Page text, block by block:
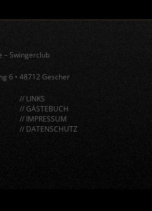
– Swingerclub
6 • 48712 Gescher
// LINKS
// GÄSTEBUCH
// IMPRESSUM
// DATENSCHUTZ